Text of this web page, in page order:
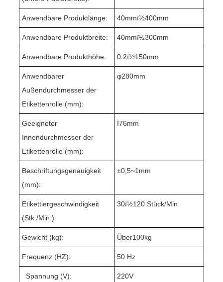
Anwendbare Produktlänge: 40mmï½400mm
Anwendbare Produktbreite: 40mmï½300mm
Anwendbare Produkthöhe: 0.2ï½150mm
Anwendbarer
Außendurchmesser der
Etikettenrolle (mm):
φ280mm
Geeigneter
Innendurchmesser der
Etikettenrolle (mm):
Ï76mm
Beschriftungsgenauigkeit
(mm):
±0,5~1mm
Etikettiergeschwindigkeit
(Stk./Min.):
30ï½1 20 Stück/Min
Gewicht (kg): Über100kg
Frequenz (HZ): 50 Hz
Spannung (V): 220V